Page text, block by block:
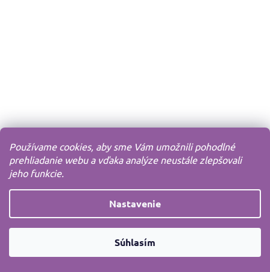
Používame cookies, aby sme Vám umožnili pohodlné
prehliadanie webu a vďaka analýze neustále zlepšovali
jeho funkcie.
Nastavenie
Súhlasím